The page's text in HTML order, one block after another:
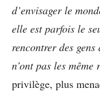
d’envisager le
elle est parfois le
rencontrer des
n’ont pas les même
privilège, plus